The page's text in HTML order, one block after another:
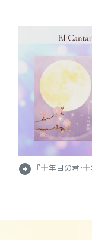
arrow_circle_right 『十年目の君・十